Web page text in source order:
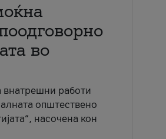
во
внатрешни работи
општествено
насочена кон